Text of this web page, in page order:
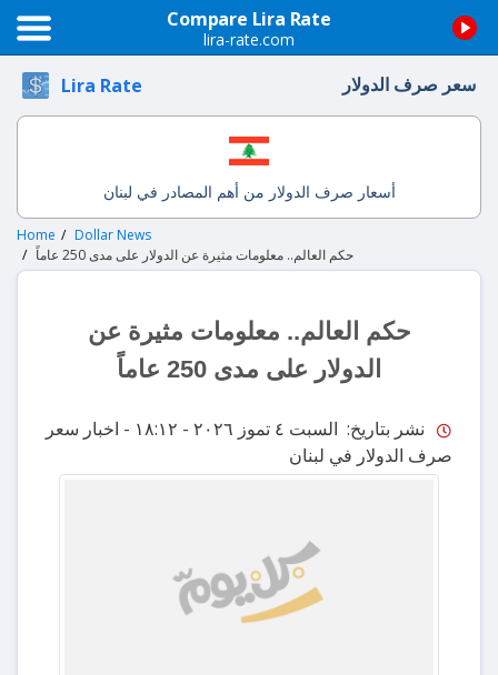
Compare Lira Rate
lira-rate.com
Lira Rate سعر صرف الدولار
أسعار صرف الدولار من أهم المصادر في لبنان
Home
Dollar News
حكم العالم.. معلومات مثيرة عن الدولار على مدى 250 عاماً
حكم العالم.. معلومات مثيرة عن
الدولار على مدى 250 عاماً
نشر بتاريخ: السبت ٤ تموز ٢٠٢٦ - ١٨:١٢
- اخبار سعر
صرف الدولار في لبنان